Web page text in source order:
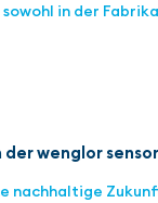
in der
wenglor
nachhaltige